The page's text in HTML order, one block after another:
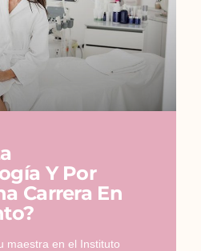
Y Por
Carrera En
maestra en el Instituto